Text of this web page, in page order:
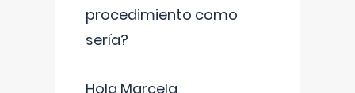
procedimiento como
sería?
Hola Marcela,